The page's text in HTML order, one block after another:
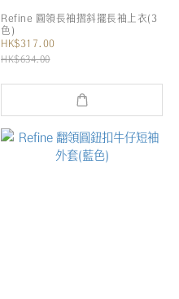
Refine 圓領長袖摺斜擺長袖上衣(3
色)
HK$317.00
HK$634.00